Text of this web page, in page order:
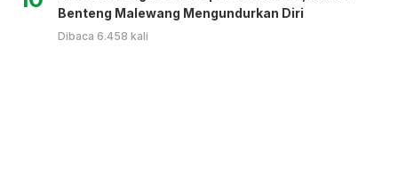
Benteng Malewang Mengundurkan Diri
Dibaca 6.458 kali